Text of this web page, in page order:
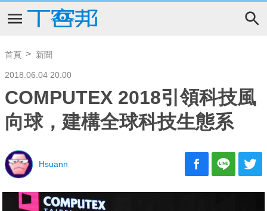
首頁 新聞
2018.06.04 20:00
COMPUTEX 2018引領科技風
向球，建構全球科技生態系
Hsuann